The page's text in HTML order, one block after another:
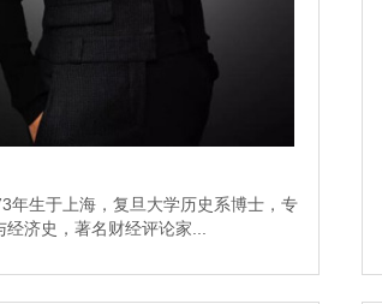
年生于上海，复旦大学历史系博士，专
经济史，著名财经评论家...